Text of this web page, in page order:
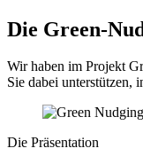
Die Green-
Wir haben im Projekt
Sie dabei unterstützen,
Die Präsentation